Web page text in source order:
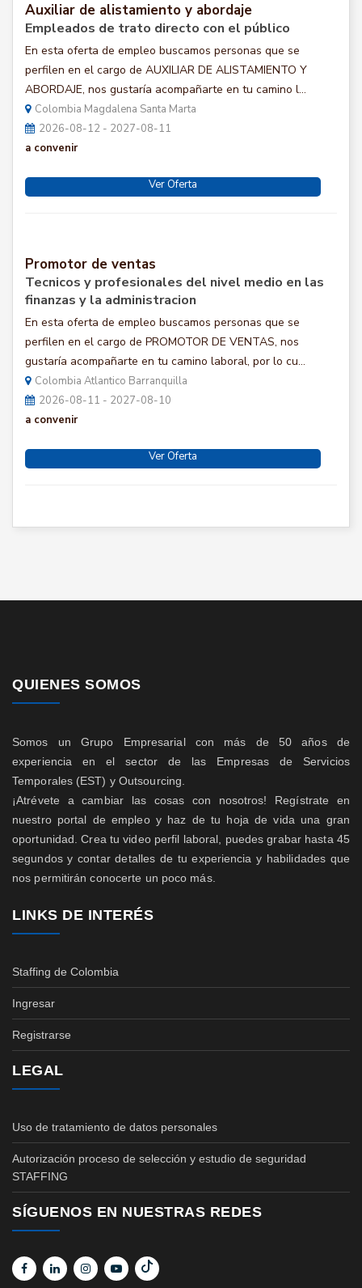
Auxiliar de alistamiento y abordaje
Empleados de trato directo con el público
En esta oferta de empleo buscamos personas que se
perfilen en el cargo de AUXILIAR DE ALISTAMIENTO Y
ABORDAJE, nos gustaría acompañarte en tu camino l...
Colombia Magdalena Santa Marta
2026-08-12 - 2027-08-11
a convenir
Ver Oferta
Promotor de ventas
Tecnicos y profesionales del nivel medio en las
finanzas y la administracion
En esta oferta de empleo buscamos personas que se
perfilen en el cargo de PROMOTOR DE VENTAS, nos
gustaría acompañarte en tu camino laboral, por lo cu...
Colombia Atlantico Barranquilla
2026-08-11 - 2027-08-10
a convenir
Ver Oferta
QUIENES SOMOS
Somos un Grupo Empresarial con más de 50 años de
experiencia en el sector de las Empresas de Servicios
Temporales (EST) y Outsourcing.
¡Atrévete a cambiar las cosas con nosotros! Regístrate en
nuestro portal de empleo y haz de tu hoja de vida una gran
oportunidad. Crea tu video perfil laboral, puedes grabar hasta 45
segundos y contar detalles de tu experiencia y habilidades que
nos permitirán conocerte un poco más.
LINKS DE INTERÉS
Staffing de Colombia
Ingresar
Registrarse
LEGAL
Uso de tratamiento de datos personales
Autorización proceso de selección y estudio de seguridad
STAFFING
SÍGUENOS EN NUESTRAS REDES